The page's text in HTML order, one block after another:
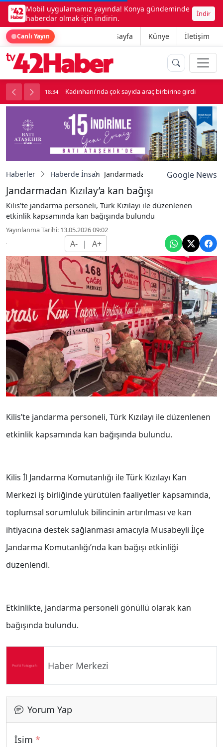
Mobil uygulamamız yayında! Konya gündeminde
haberdar olmak için indirin.
İndir
Canlı Yayın Ana Sayfa Künye İletişim
soygun 18:34 Kadınhanı'nda çok sayıda araç birbirine girdi
Haberler Haberde İnsan Jandarmadan Kızılay’a kan bağışı
Google News
Jandarmadan Kızılay’a kan bağışı
Kilis’te jandarma personeli, Türk Kızılayı ile düzenlenen
etkinlik kapsamında kan bağışında bulundu
Yayınlanma Tarihi: 13.05.2026 09:02
A- | A+
Kilis’te jandarma personeli, Türk Kızılayı ile düzenlenen
etkinlik kapsamında kan bağışında bulundu.
Kilis İl Jandarma Komutanlığı ile Türk Kızılayı Kan
Merkezi iş birliğinde yürütülen faaliyetler kapsamında,
toplumsal sorumluluk bilincinin artırılması ve kan
ihtiyacına destek sağlanması amacıyla Musabeyli İlçe
Jandarma Komutanlığı’nda kan bağışı etkinliği
düzenlendi.
Etkinlikte, jandarma personeli gönüllü olarak kan
bağışında bulundu.
Haber Merkezi
Yorum Yap
İsim *